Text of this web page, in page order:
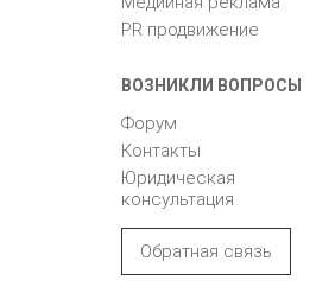
PR продвижение
ВОЗНИКЛИ ВОПРОСЫ
Форум
Контакты
Юридическая
консультация
Обратная связь